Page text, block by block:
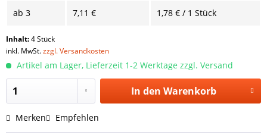
ab 3 7,11 € 1,78 € / 1 Stück
Inhalt:4 Stück
inkl. MwSt.zzgl. Versandkosten
Artikel am Lager, Lieferzeit 1-2 Werktage zzgl. Versand
In den Warenkorb
Merken Empfehlen